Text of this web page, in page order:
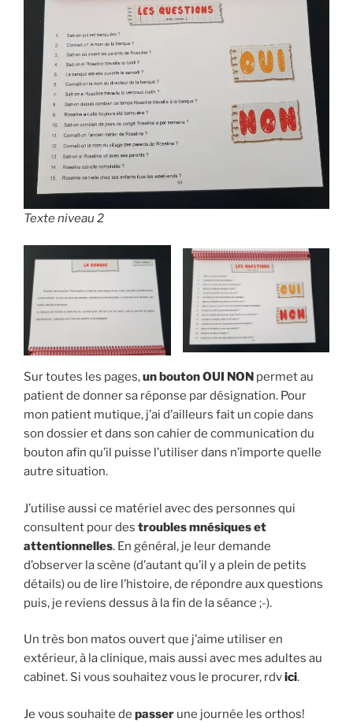
Texte niveau 2
Sur toutes les pages,un bouton OUI NON permet au
patient de donner sa réponse par désignation. Pour
mon patient mutique, j’ai d’ailleurs fait un copie dans
son dossier et dans son cahier de communication du
bouton afin qu’il puisse l’utiliser dans n’importe quelle
autre situation.
J’utilise aussi ce matériel avec des personnes qui
consultent pour des troubles mnésiques et
attentionnelles. En général, je leur demande
d’observer la scène (d’autant qu’il y a plein de petits
détails) ou de lire l’histoire, de répondre aux questions
puis, je reviens dessus à la fin de la séance ;-).
Un très bon matos ouvert que j’aime utiliser en
extérieur, à la clinique, mais aussi avec mes adultes au
cabinet. Si vous souhaitez vous le procurer, rdvici.
Je vous souhaite de passer une journée les orthos!